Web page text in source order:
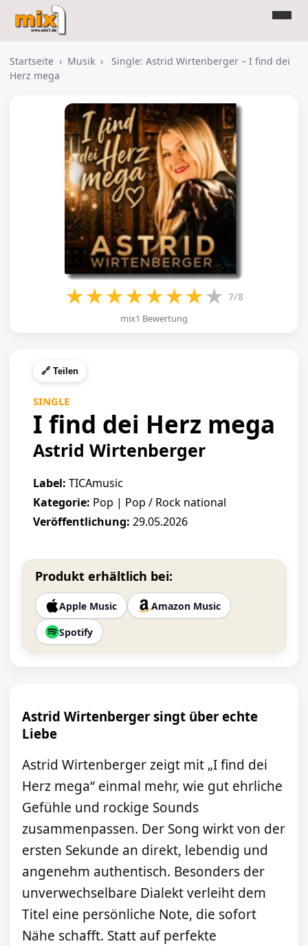
Startseite › Musik ›
Single: Astrid Wirtenberger – I find dei
Herz mega
★★★★★★★★ 7/8
mix1 Bewertung
🔗 Teilen
SINGLE
I find dei Herz mega
Astrid Wirtenberger
Label: TICAmusic
Kategorie: Pop | Pop / Rock national
Veröffentlichung: 29.05.2026
Produkt erhältlich bei:
Apple Music
Amazon Music
Spotify
Astrid Wirtenberger singt über echte
Liebe
Astrid Wirtenberger zeigt mit „I find dei
Herz mega“ einmal mehr, wie gut ehrliche
Gefühle und rockige Sounds
zusammenpassen. Der Song wirkt von der
ersten Sekunde an direkt, lebendig und
angenehm authentisch. Besonders der
unverwechselbare Dialekt verleiht dem
Titel eine persönliche Note, die sofort
Nähe schafft. Statt auf perfekte